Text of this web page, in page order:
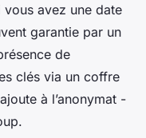
avez une date
garantie par un
de
clés via un coffre
à l’anonymat -